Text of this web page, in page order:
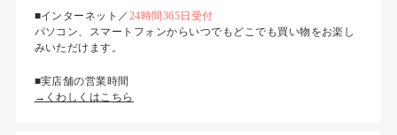
■インターネット／ 24時間365日受付
パソコン、スマートフォンからいつでもどこでも買い物をお楽し
みいただけます。
■実店舗の営業時間
→くわしくはこちら